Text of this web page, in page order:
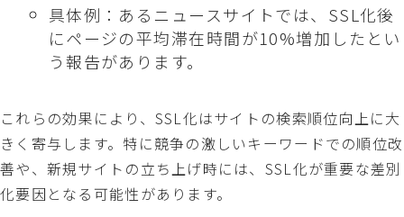
具体例：あるニュースサイトでは、SSL化後
にページの平均滞在時間が10%増加したとい
う報告があります。
これらの効果により、SSL化はサイトの検索順位向上に大
きく寄与します。特に競争の激しいキーワードでの順位改
善や、新規サイトの立ち上げ時には、SSL化が重要な差別
化要因となる可能性があります。